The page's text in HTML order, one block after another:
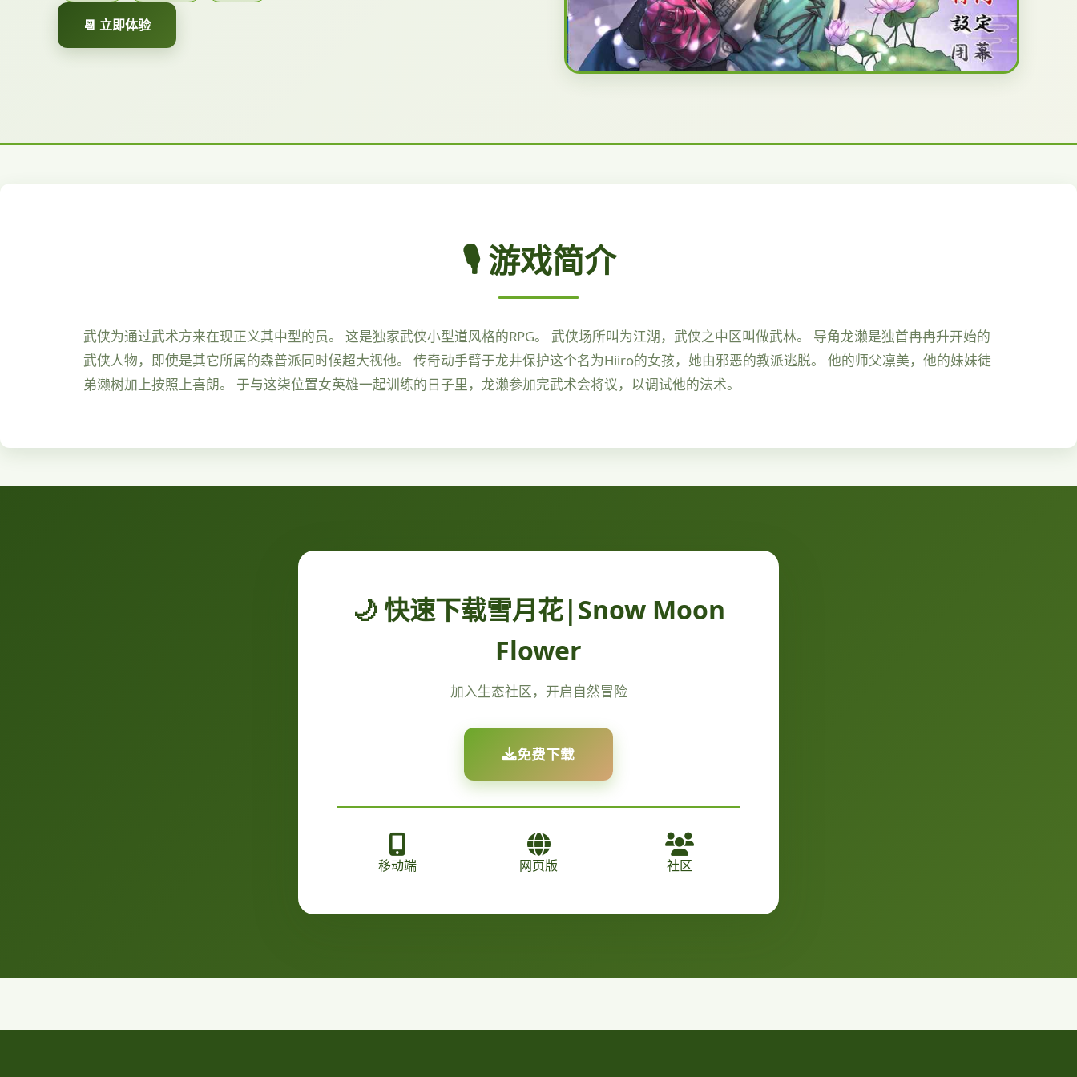
📆 立即体验
🎙️ 游戏简介
武侠为通过武术方来在现正义其中型的员。 这是独家武侠小型道风格的RPG。 武侠场所叫为江湖，武侠之中区叫做武林。 导角龙濑是独首冉冉升开始的
武侠人物，即使是其它所属的森普派同时候超大视他。 传奇动手臂于龙井保护这个名为Hiiro的女孩，她由邪恶的教派逃脱。 他的师父凛美，他的妹妹徒
弟濑树加上按照上喜朗。 于与这柒位置女英雄一起训练的日子里，龙濑参加完武术会将议，以调试他的法术。
🌙 快速下载雪月花|Snow Moon
Flower
加入生态社区，开启自然冒险
免费下载
移动端 网页版 社区